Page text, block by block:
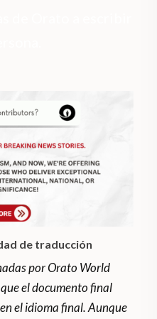
de traducción
por Orato World
el documento final
el idioma final. Aunque